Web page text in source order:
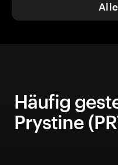
Häufig
Prystine